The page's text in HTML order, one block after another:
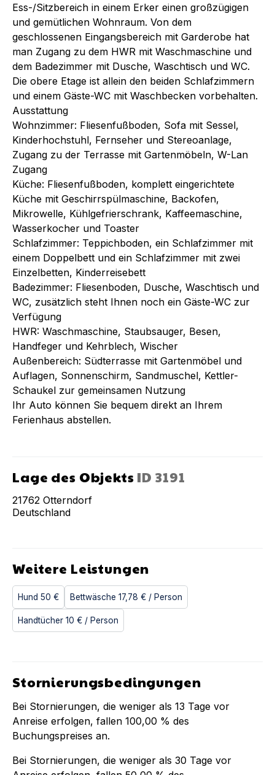
Ess-/Sitzbereich in einem Erker einen großzügigen
und gemütlichen Wohnraum. Von dem
geschlossenen Eingangsbereich mit Garderobe hat
man Zugang zu dem HWR mit Waschmaschine und
dem Badezimmer mit Dusche, Waschtisch und WC.
Die obere Etage ist allein den beiden Schlafzimmern
und einem Gäste-WC mit Waschbecken vorbehalten.
Ausstattung
Wohnzimmer: Fliesenfußboden, Sofa mit Sessel,
Kinderhochstuhl, Fernseher und Stereoanlage,
Zugang zu der Terrasse mit Gartenmöbeln, W-Lan
Zugang
Küche: Fliesenfußboden, komplett eingerichtete
Küche mit Geschirrspülmaschine, Backofen,
Mikrowelle, Kühlgefrierschrank, Kaffeemaschine,
Wasserkocher und Toaster
Schlafzimmer: Teppichboden, ein Schlafzimmer mit
einem Doppelbett und ein Schlafzimmer mit zwei
Einzelbetten, Kinderreisebett
Badezimmer: Fliesenboden, Dusche, Waschtisch und
WC, zusätzlich steht Ihnen noch ein Gäste-WC zur
Verfügung
HWR: Waschmaschine, Staubsauger, Besen,
Handfeger und Kehrblech, Wischer
Außenbereich: Südterrasse mit Gartenmöbel und
Auflagen, Sonnenschirm, Sandmuschel, Kettler-
Schaukel zur gemeinsamen Nutzung
Ihr Auto können Sie bequem direkt an Ihrem
Ferienhaus abstellen.
Lage des Objekts ID3191
21762 Otterndorf
Deutschland
Weitere Leistungen
Hund 50 € Bettwäsche 17,78 € / Person
Handtücher 10 € / Person
Stornierungsbedingungen
Bei Stornierungen, die weniger als 13 Tage vor
Anreise erfolgen, fallen 100,00 % des
Buchungspreises an.
Bei Stornierungen, die weniger als 30 Tage vor